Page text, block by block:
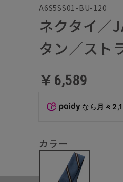
A6S5SS01-BU-120
ネクタイ／
タン／スト
￥6,589
なら 月々
カラー